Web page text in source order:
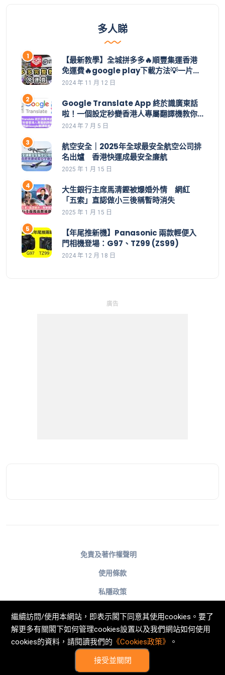
多人睇
【最新教學】全城拼多多🔥順豐集運香港
免運費🔥google play下載方法💡一片學
識拼多多整個操作👊集運價目表｜拼多多
香港下載｜香港付款｜購物車｜應用寶
2024 年 11 月 12 日
Google Translate App 終於識廣東話
啦！一個設定秒變香港人專屬翻譯機教你
一招開啟Google翻譯嘅廣東話功能 | 安裝
2024 年 7 月 5 日
航空安全｜2025年全球最安全航空公司排
名出爐 香港快運成最安全廉航
2025 年 1 月 15 日
大生銀行主席馬清鏗被爆婚外情 網紅
「五索」直認做小三後稱暫時消失
2025 年 1 月 15 日
【年尾推新機】Panasonic 兩款輕便入
門相機登場：G97、TZ99 (ZS99)
2024 年 12 月 18 日
廣告
免責及著作權聲明
使用條款
私隱政策
不歧視及不騷擾聲明
Cookies政策
© Now TV Limited 2011-2026 著作權所有
繼續訪問/使用本網站，即表示閣下同意其使用cookies。要了
解更多有關閣下如何管理cookies設置以及我們網站如何使用
cookies的資料，請閱讀我們的 《Cookies政策》 。
接受並關閉